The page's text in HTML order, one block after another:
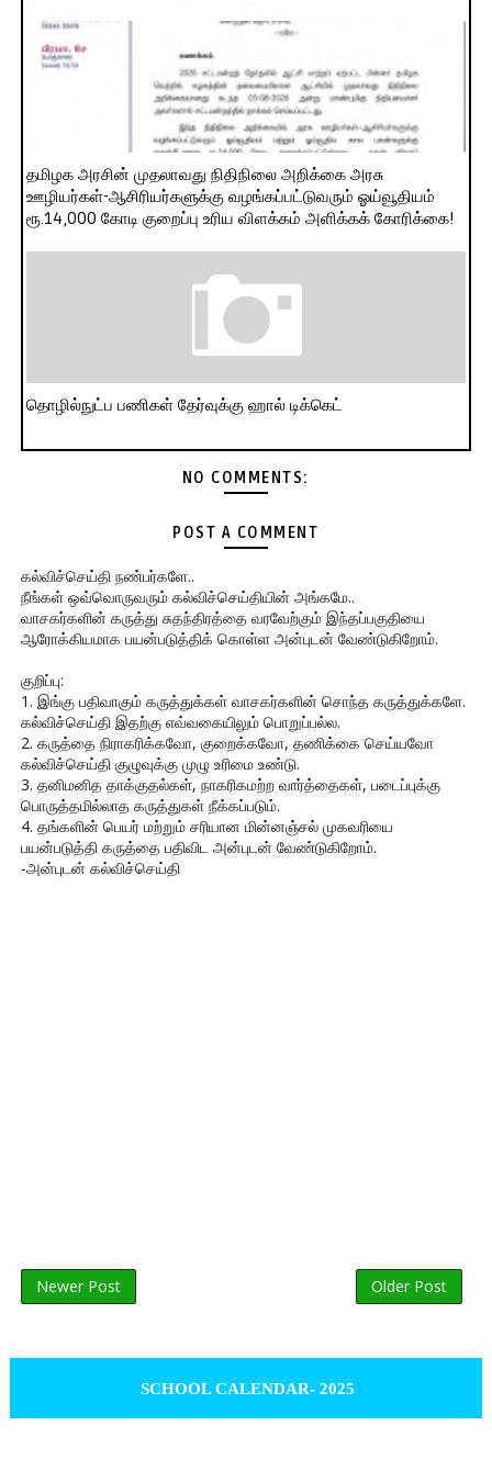
தமிழக அரசின் முதலாவது நிதிநிலை அறிக்கை அரசு
ஊழியர்கள்-ஆசிரியர்களுக்கு வழங்கப்பட்டுவரும் ஓய்வூதியம்
ரூ.14,000 கோடி குறைப்பு உரிய விளக்கம் அளிக்கக் கோரிக்கை!
தொழில்நுட்ப பணிகள் தேர்வுக்கு ஹால் ​டிக்கெட்
NO COMMENTS:
POST A COMMENT
கல்விச்செய்தி நண்பர்களே..
நீங்கள் ஒவ்வொருவரும் கல்விச்செய்தியின் அங்கமே..
வாசகர்களின் கருத்து சுதந்திரத்தை வரவேற்கும் இந்தப்பகுதியை
ஆரோக்கியமாக பயன்படுத்திக் கொள்ள அன்புடன் வேண்டுகிறோம்.
குறிப்பு:
1. இங்கு பதிவாகும் கருத்துக்கள் வாசகர்களின் சொந்த கருத்துக்களே.
கல்விச்செய்தி இதற்கு எவ்வகையிலும் பொறுப்பல்ல.
2. கருத்தை நிராகரிக்கவோ, குறைக்கவோ, தணிக்கை செய்யவோ
கல்விச்செய்தி குழுவுக்கு முழு உரிமை உண்டு.
3. தனிமனித தாக்குதல்கள், நாகரிகமற்ற வார்த்தைகள், படைப்புக்கு
பொருத்தமில்லாத கருத்துகள் நீக்கப்படும்.
4. தங்களின் பெயர் மற்றும் சரியான மின்னஞ்சல் முகவரியை
பயன்படுத்தி கருத்தை பதிவிட அன்புடன் வேண்டுகிறோம்.
-அன்புடன் கல்விச்செய்தி
Newer Post Older Post
SCHOOL CALENDAR- 2025